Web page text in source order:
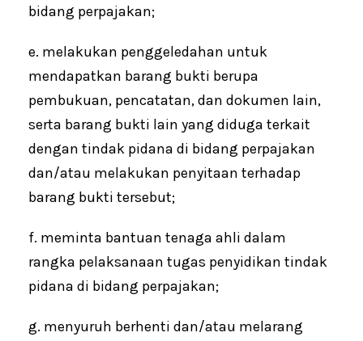
bidang perpajakan;
e. melakukan penggeledahan untuk
mendapatkan barang bukti berupa
pembukuan, pencatatan, dan dokumen lain,
serta barang bukti lain yang diduga terkait
dengan tindak pidana di bidang perpajakan
dan/atau melakukan penyitaan terhadap
barang bukti tersebut;
f. meminta bantuan tenaga ahli dalam
rangka pelaksanaan tugas penyidikan tindak
pidana di bidang perpajakan;
g. menyuruh berhenti dan/atau melarang